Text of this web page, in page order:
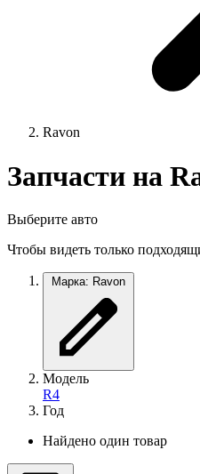
Ravon
Запчасти на
Выберите авто
Чтобы видеть только
Марка: Ravon
Модель
R4
Год
Найдено один товар